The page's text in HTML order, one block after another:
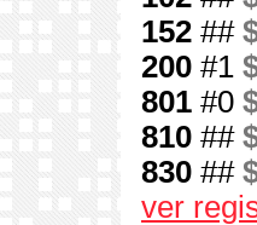
152 ##
200 #1
801 #0
810 ##
830 ##
ver